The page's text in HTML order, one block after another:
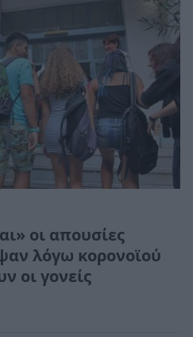
οι απουσίες
λόγω κορονοϊού
οι γονείς